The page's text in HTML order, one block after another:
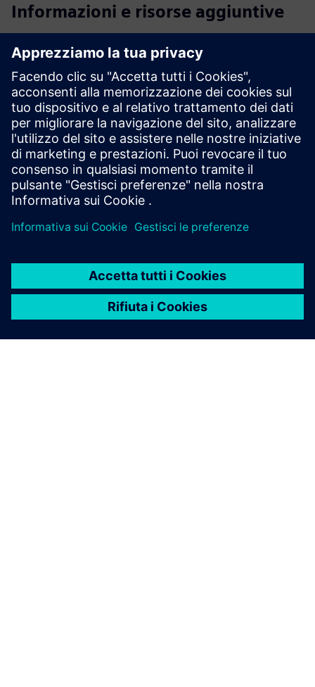
Informazioni e risorse aggiuntive
Onepager Oxoia
Prerequisiti
Compatibile con Siemens Building Automation (ad
esempio, Desigo CC/Connect Box)
Sistema HVAC centralizzato (riscaldamento, ventilazione,
raffreddamento o acqua calda)